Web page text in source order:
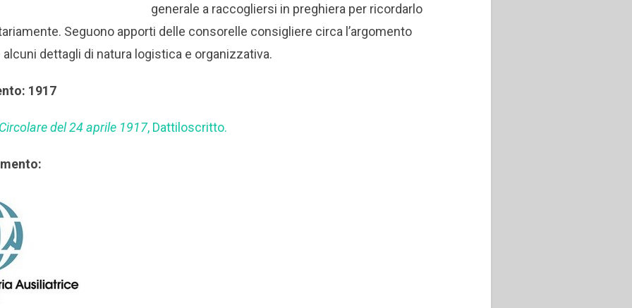
generale a raccogliersi in preghiera per ricordarlo
Seguono apporti delle consorelle consigliere circa l’argomento
dettagli di natura logistica e organizzativa.
1917
del 24 aprile 1917, Dattiloscritto.